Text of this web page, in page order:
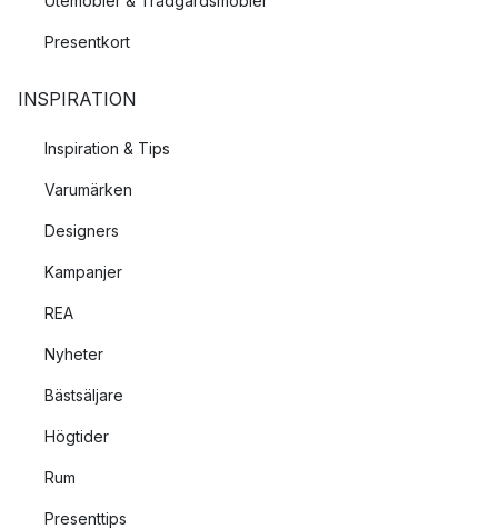
Presentkort
INSPIRATION
Inspiration & Tips
Varumärken
Designers
Kampanjer
REA
Nyheter
Bästsäljare
Högtider
Rum
Presenttips